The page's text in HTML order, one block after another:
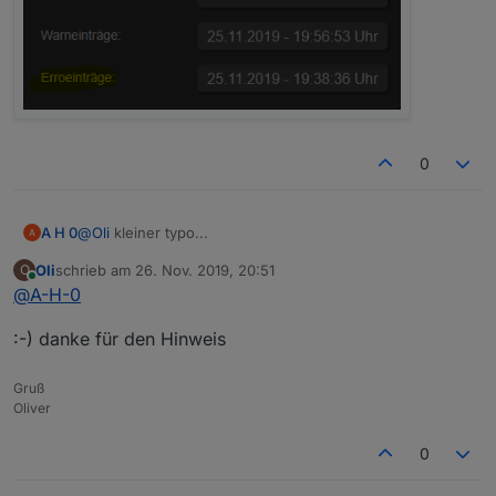
0
A H 0@Oli kleiner typo...
O
Online
Olischrieb am 26. Nov. 2019, 20:51
zuletzt editiert von
@A-H-0
:-) danke für den Hinweis
Gruß
Oliver
0